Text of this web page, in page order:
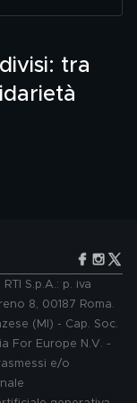
tra
S.p.A.: p. iva
8, 00187 Roma.
(MI) - Cap. Soc.
For Europe N.V. -
e/o